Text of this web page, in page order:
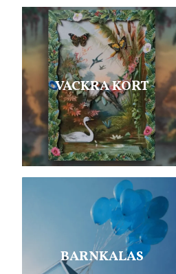
VACKRA KORT
BARNKALAS